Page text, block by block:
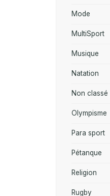
Mode
MultiSport
Musique
Natation
Non classé
Olympisme
Para sport
Pétanque
Religion
Rugby